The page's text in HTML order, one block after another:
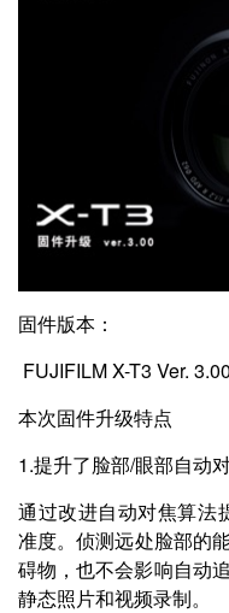
固件版本：
FUJIFILM X-T3 Ver. 3.00
本次固件升级特点
1.提升了脸部/眼部自动
通过改进自动对焦算法
准度。侦测远处脸部的
碍物，也不会影响自动
静态照片和视频录制。